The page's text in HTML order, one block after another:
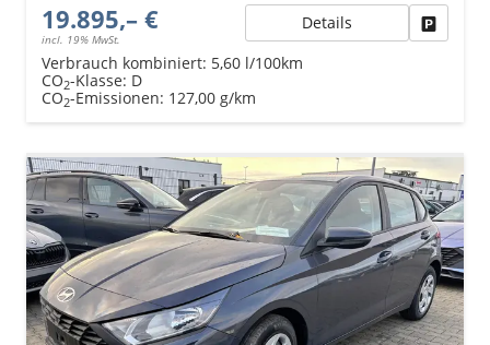
19.895,– €
incl. 19% MwSt.
Details
Verbrauch kombiniert: 5,60 l/100km
CO2-Klasse: D
CO2-Emissionen: 127,00 g/km